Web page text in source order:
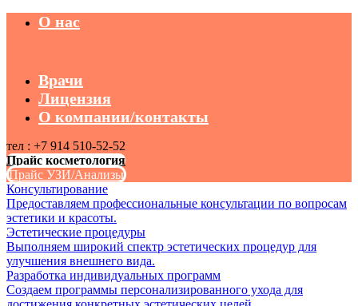
О нас
Врачи
Лицензия
О компании/контакты
тел : +7 914 510-52-52
Прайс косметология
Прайс УЗИ/Анализы
Консультирование
Предоставляем профессиональные консультации по вопросам
эстетики и красоты.
Эстетические процедуры
Выполняем широкий спектр эстетических процедур для
улучшения внешнего вида.
Разработка индивидуальных программ
Создаем программы персонализированного ухода для